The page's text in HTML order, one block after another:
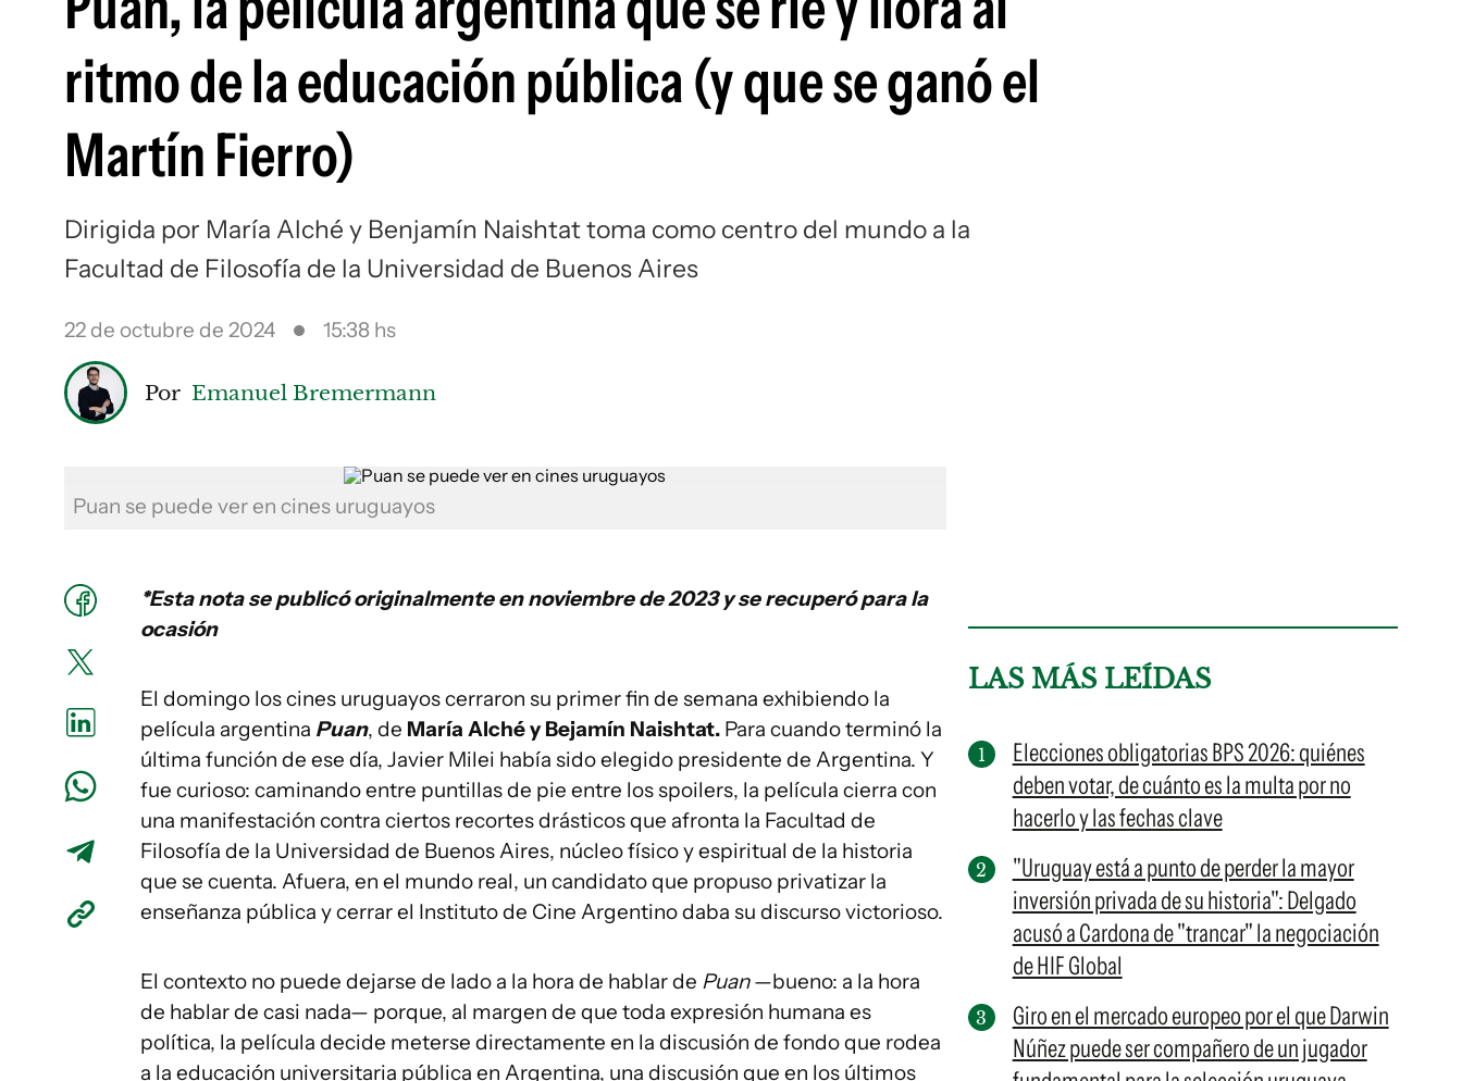
ritmo de la educación pública (y que se ganó el
Martín Fierro)
Dirigida por María Alché y Benjamín Naishtat toma como centro del mundo a la
Facultad de Filosofía de la Universidad de Buenos Aires
22 de octubre de 2024 15:38 hs
Por Emanuel Bremermann
Puan se puede ver en cines uruguayos
*Esta nota se publicó originalmente en noviembre de 2023 y se recuperó para la
ocasión
El domingo los cines uruguayos cerraron su primer fin de semana exhibiendo la
película argentina Puan, de María Alché y Bejamín Naishtat. Para cuando terminó la
última función de ese día, Javier Milei había sido elegido presidente de Argentina. Y
fue curioso: caminando entre puntillas de pie entre los spoilers, la película cierra con
una manifestación contra ciertos recortes drásticos que afronta la Facultad de
Filosofía de la Universidad de Buenos Aires, núcleo físico y espiritual de la historia
que se cuenta. Afuera, en el mundo real, un candidato que propuso privatizar la
enseñanza pública y cerrar el Instituto de Cine Argentino daba su discurso victorioso.
El contexto no puede dejarse de lado a la hora de hablar de Puan—bueno: a la hora
de hablar de casi nada— porque, al margen de que toda expresión humana es
política, la película decide meterse directamente en la discusión de fondo que rodea
a la educación universitaria pública en Argentina, una discusión que en los últimos
LAS MÁS LEÍDAS
Elecciones obligatorias BPS 2026: quiénes
deben votar, de cuánto es la multa por no
hacerlo y las fechas clave
"Uruguay está a punto de perder la mayor
inversión privada de su historia": Delgado
acusó a Cardona de "trancar" la negociación
de HIF Global
Giro en el mercado europeo por el que Darwin
Núñez puede ser compañero de un jugador